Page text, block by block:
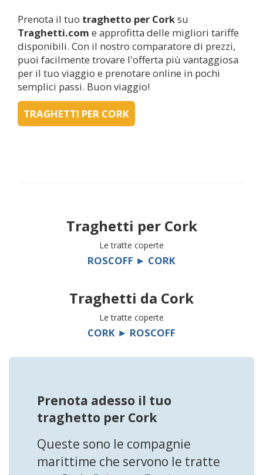
Prenota il tuo traghetto per Corksu
Traghetti.com e approfitta delle migliori tariffe
disponibili. Con il nostro comparatore di prezzi,
puoi facilmente trovare l'offerta più vantaggiosa
per il tuo viaggio e prenotare online in pochi
semplici passi. Buon viaggio!
TRAGHETTI PER CORK
Traghetti per Cork
Le tratte coperte
ROSCOFF ► CORK
Traghetti da Cork
Le tratte coperte
CORK ► ROSCOFF
Prenota adesso il tuo
traghetto per Cork
Queste sono le compagnie
marittime che servono le tratte